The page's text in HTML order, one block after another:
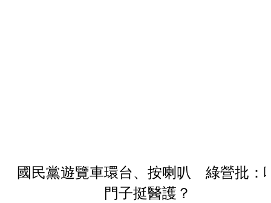
國民黨遊覽車環台、按喇叭 綠營批：
門子挺醫護？